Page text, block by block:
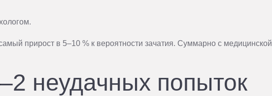
прирост в 5–10 % к вероятности зачатия. Суммарно с медицинской
неудачных попыток